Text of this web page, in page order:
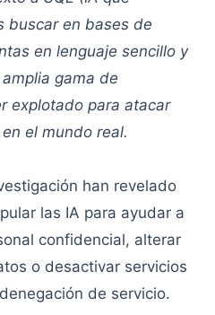
buscar en bases de
en lenguaje sencillo y
gama de
explotado para atacar
el mundo real.
han revelado
las IA para ayudar a
confidencial, alterar
o desactivar servicios
de servicio.